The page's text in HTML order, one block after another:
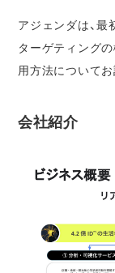
アジェンダは、
ターゲティング
用方法についてお
会社紹介